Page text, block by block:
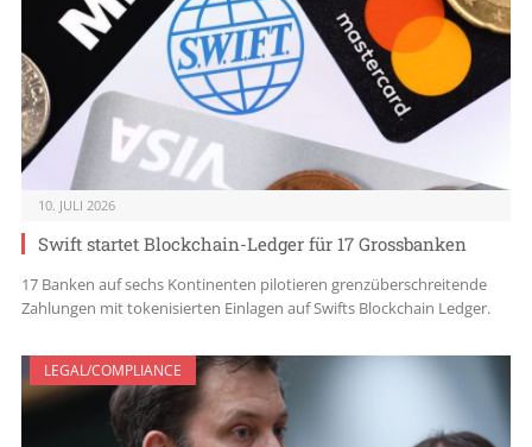
10. JULI 2026
Swift startet Blockchain-Ledger für 17 Grossbanken
17 Banken auf sechs Kontinenten pilotieren grenzüberschreitende
Zahlungen mit tokenisierten Einlagen auf Swifts Blockchain Ledger.
LEGAL/COMPLIANCE